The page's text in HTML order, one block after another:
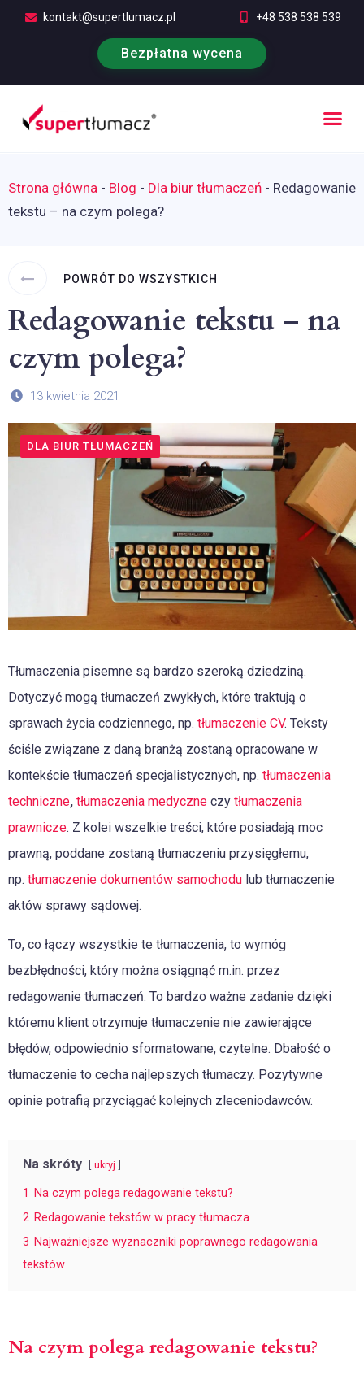
kontakt@supertlumacz.pl +48 538 538 539
Bezpłatna wycena
Strona główna - Blog - Dla biur tłumaczeń - Redagowanie
tekstu – na czym polega?
POWRÓT DO WSZYSTKICH
Redagowanie tekstu – na
czym polega?
13 kwietnia 2021
DLA BIUR TŁUMACZEŃ
Tłumaczenia pisemne są bardzo szeroką dziedziną.
Dotyczyć mogą tłumaczeń zwykłych, które traktują o
sprawach życia codziennego, np. tłumaczenie CV. Teksty
ściśle związane z daną branżą zostaną opracowane w
kontekście tłumaczeń specjalistycznych, np. tłumaczenia
techniczne, tłumaczenia medyczne czy tłumaczenia
prawnicze. Z kolei wszelkie treści, które posiadają moc
prawną, poddane zostaną tłumaczeniu przysięgłemu,
np. tłumaczenie dokumentów samochodu lub tłumaczenie
aktów sprawy sądowej.
To, co łączy wszystkie te tłumaczenia, to wymóg
bezbłędności, który można osiągnąć m.in. przez
redagowanie tłumaczeń. To bardzo ważne zadanie dzięki
któremu klient otrzymuje tłumaczenie nie zawierające
błędów, odpowiednio sformatowane, czytelne. Dbałość o
tłumaczenie to cecha najlepszych tłumaczy. Pozytywne
opinie potrafią przyciągać kolejnych zleceniodawców.
Na skróty ukryj
1
Na czym polega redagowanie tekstu?
2 Redagowanie tekstów w pracy tłumacza
3 Najważniejsze wyznaczniki poprawnego redagowania
tekstów
Na czym polega redagowanie tekstu?